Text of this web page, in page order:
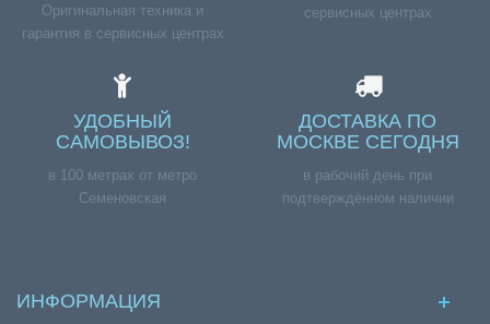
Оригинальная техника и
гарантия в сервисных центрах
сервисных центрах
УДОБНЫЙ
САМОВЫВОЗ!
в 100 метрах от метро
Семеновская
ДОСТАВКА ПО
МОСКВЕ СЕГОДНЯ
в рабочий день при
подтверждённом наличии
ИНФОРМАЦИЯ